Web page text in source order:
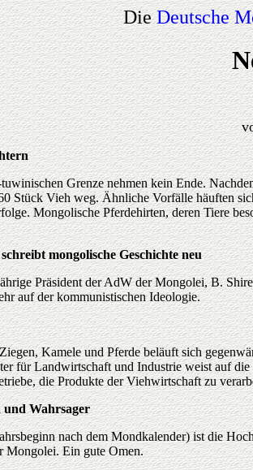
DieDeutsche
Grenze nehmen kein Ende.
Stück Vieh weg. Ähnliche Vorfälle häuften
Mongolische Pferdehirten, deren Tiere
mongolische Geschichte neu
Präsident der AdW der Mongolei, B.
auf der kommunistischen Ideologie.
Kamele und Pferde beläuft sich
für Landwirtschaft und Industrie weist auf
die Produkte der Viehwirtschaft zu
Wahrsager
nach dem Mondkalender) ist die
Mongolei. Ein gute Omen.